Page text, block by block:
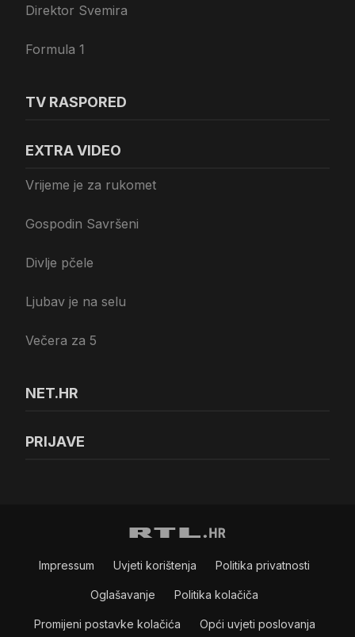
Direktor Svemira
Formula 1
TV RASPORED
EXTRA VIDEO
Vrijeme je za rukomet
Gospodin Savršeni
Divlje pčele
Ljubav je na selu
Večera za 5
NET.HR
PRIJAVE
Impressum Uvjeti korištenja Politika privatnosti
Oglašavanje Politika kolačiča
Promijeni postavke kolačića Opći uvjeti poslovanja